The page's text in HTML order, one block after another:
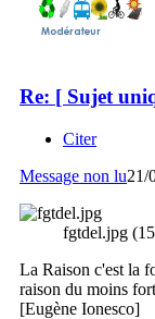
Re: [ Sujet
Citer
Message non lu21/
fgtdel.jpg
La Raison c'est la
raison du moins
[Eugène Ionesco]